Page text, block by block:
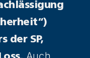
der SP,